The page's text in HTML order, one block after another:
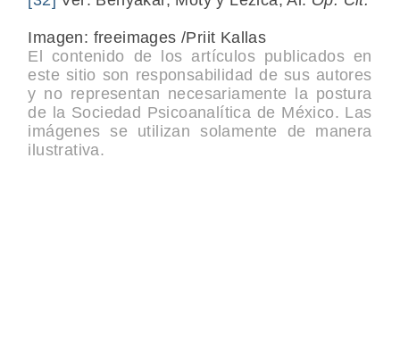
Imagen: freeimages /Priit Kallas
El contenido de los artículos publicados en
este sitio son responsabilidad de sus autores
y no representan necesariamente la postura
de la Sociedad Psicoanalítica de México. Las
imágenes se utilizan solamente de manera
ilustrativa.